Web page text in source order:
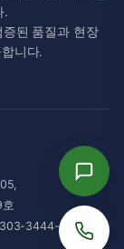
.
증된 품질과 현장
니다.
3444-8867